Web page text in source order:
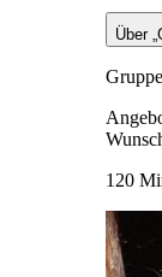
Über
120